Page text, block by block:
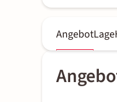
AngebotLage